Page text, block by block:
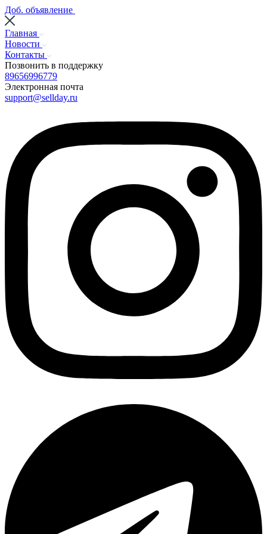
Доб. объявление
Главная
Новости
Контакты
Позвонить в поддержку
89656996779
Электронная почта
support@sellday.ru